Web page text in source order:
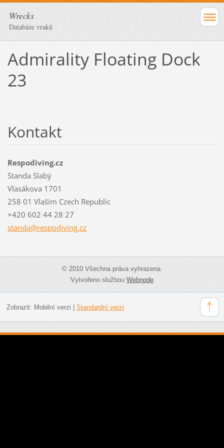
Wrecks
Databáze vraků
Admirality Floating Dock
23
Kontakt
Respodiving.cz
Standa Slabý
Vlasákova 1701
258 01 Vlašim Czech Republic
+420 602 44 28 27
standa@respodiving.cz
© 2010 Všechna práva vyhrazena.
Vytvořeno službouWebnode
Zobrazit: Mobilní verzi Standardní verzi